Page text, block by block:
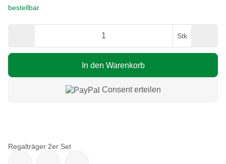
Regalträger 2er Set
bestellbar
Stk
In den Warenkorb
Consent erteilen